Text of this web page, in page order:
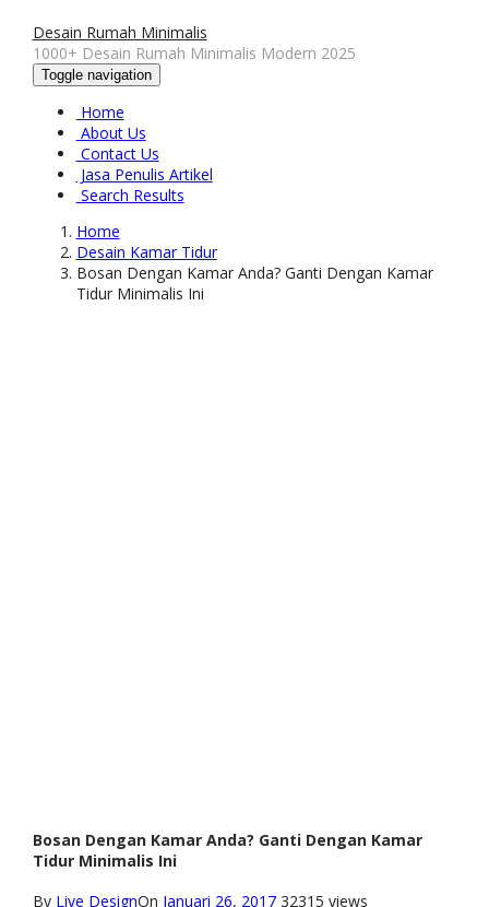
Desain Rumah Minimalis
1000+ Desain Rumah Minimalis Modern 2025
Toggle navigation
Home
About Us
Contact Us
Jasa Penulis Artikel
Search Results
Home
Desain Kamar Tidur
Bosan Dengan Kamar Anda? Ganti Dengan Kamar
Tidur Minimalis Ini
Bosan Dengan Kamar Anda? Ganti Dengan Kamar
Tidur Minimalis Ini
By Live DesignOn Januari 26, 2017 32315 views